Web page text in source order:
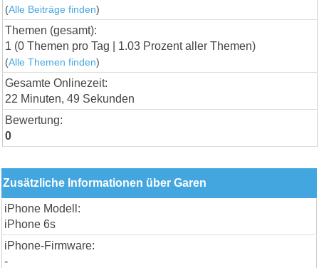
(Alle Beiträge finden)
Themen (gesamt):
1 (0 Themen pro Tag | 1.03 Prozent aller Themen)
(Alle Themen finden)
Gesamte Onlinezeit:
22 Minuten, 49 Sekunden
Bewertung:
0
Zusätzliche Informationen über Garen
iPhone Modell:
iPhone 6s
iPhone-Firmware:
-